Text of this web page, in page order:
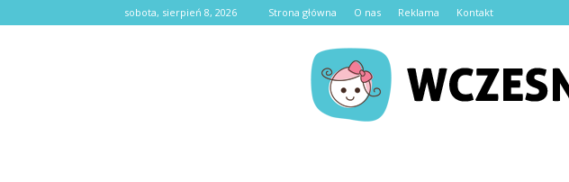
sobota, sierpień 8, 2026 Strona główna O nas Reklama Kontakt